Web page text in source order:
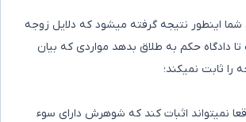
اینطور نتیجه گرفته میشود که دلایل زوجه
دادگاه حکم به طلاق بدهد مواردی که بیان
را ثابت نمیکند؛
نمیتواند اثبات کند که شوهرش دارای سوء